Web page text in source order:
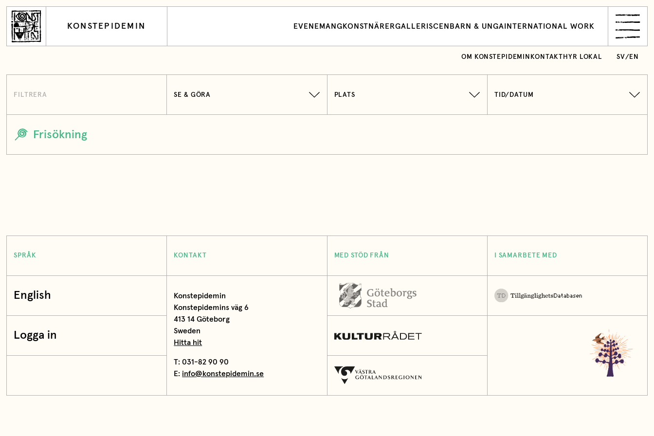
KONSTEPIDEMIN EVENEMANG KONSTNÄRERGALLERI SCEN BARN & UNGA INTERNATIONAL WORK
OM KONSTEPIDEMIN KONTAKT HYR LOKAL SV/ EN
FILTRERA SE & GÖRA PLATS TID/DATUM
SPRÅK
English
Logga in
KONTAKT
Konstepidemin
Konstepidemins väg 6
413 14 Göteborg
Sweden
Hitta hit
T: 031-82 90 90
E: info@konstepidemin.se
MED STÖD FRÅN I SAMARBETE MED